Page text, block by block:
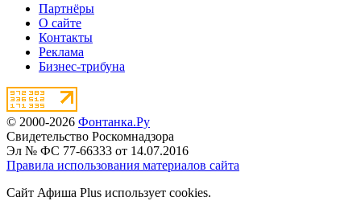
Партнёры
О сайте
Контакты
Реклама
Бизнес-трибуна
© 2000-2026 Фонтанка.Ру
Свидетельство Роскомнадзора
Эл № ФС 77-66333 от 14.07.2016
Правила использования материалов сайта
Сайт Афиша Plus использует cookies.